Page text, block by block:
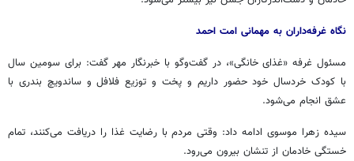
نگاه غرفه‌داران به مهمانی امت احمد
مسئول غرفه «غذای خانگی»، در گفت‌وگو با خبرنگار مهر گفت: برای سومین سال
با کودک خردسال خود حضور داریم و پخت و توزیع فلافل و ساندویچ بندری با
عشق انجام می‌شود.
سیده زهرا موسوی ادامه داد: وقتی مردم با رضایت غذا را دریافت می‌کنند، تمام
خستگی خادمان از تنشان بیرون می‌رود.